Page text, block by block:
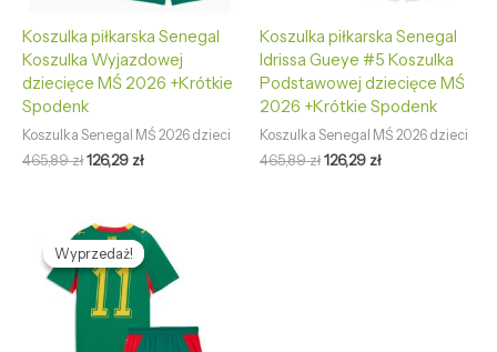
Koszulka piłkarska Senegal
Koszulka Wyjazdowej
dziecięce MŚ 2026 +Krótkie
Spodenk
Koszulka Senegal MŚ 2026 dzieci
465,89zł126,29 zł
Koszulka piłkarska Senegal
Idrissa Gueye #5 Koszulka
Podstawowej dziecięce MŚ
2026 +Krótkie Spodenk
Koszulka Senegal MŚ 2026 dzieci
465,89zł126,29 zł
Wyprzedaż!
Wyprzedaż!
Pierwotna
cena
wynosiła:
465,89 zł.
Aktualna
cena
wynosi:
126,29 zł.